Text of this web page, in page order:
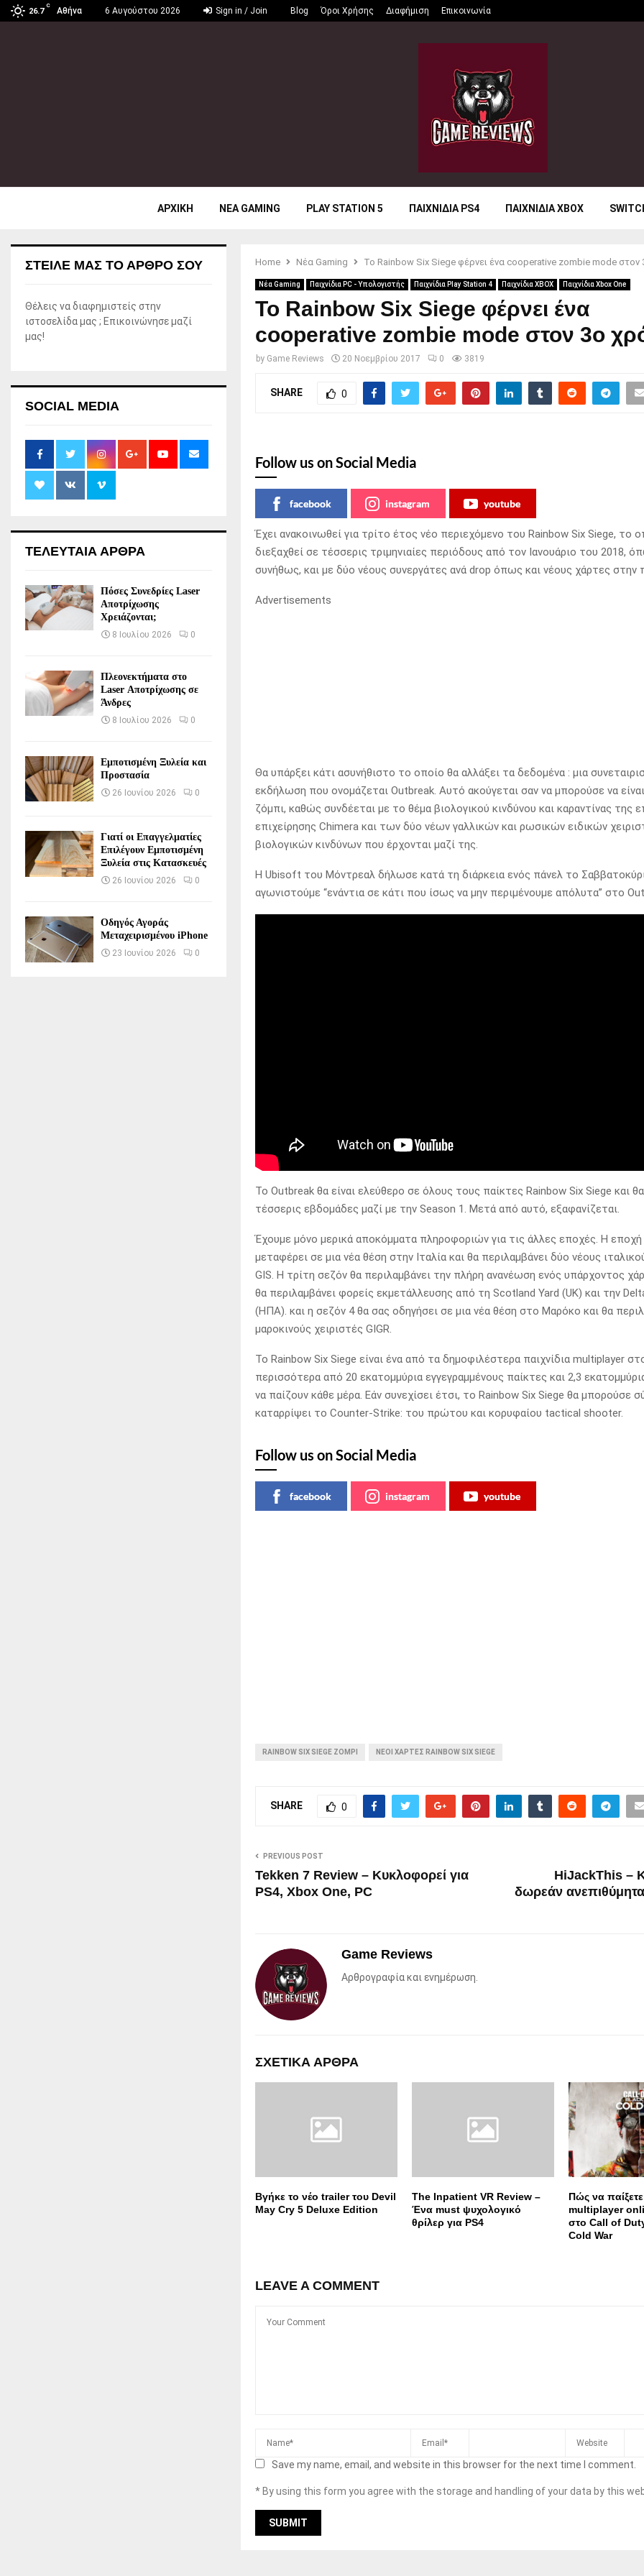
26.7
C
Αθήνα 6 Αυγούστου 2026 Sign in / Join Blog Όροι Χρήσης Διαφήμιση Επικοινωνία
ΑΡΧΙΚΗ ΝΕΑ GAMING PLAY STATION 5 ΠΑΙΧΝΙΔΙΑ PS4 ΠΑΙΧΝΙΔΙΑ XBOX
Home Νέα Gaming Το Rainbow Six Siege φέρνει ένα cooperative zombie mode στον
Νέα Gaming Παιχνίδια PC - Υπολογιστής Παιχνίδια Play Station 4 Παιχνίδια XBOX Παιχνίδια Xbox One
Το Rainbow Six Siege φέρνει ένα
cooperative zombie mode στον 3ο
by Game Reviews 20 Νοεμβρίου 2017 0 3819
SHARE 0
Follow us on Social Media
facebook instagram youtube
Έχει ανακοινωθεί για τρίτο έτος νέο περιεχόμενο του Rainbow Six Siege, το
διεξαχθεί σε τέσσερις τριμηνιαίες περιόδους από τον Ιανουάριο του 2018,
συνήθως, και με δύο νέους συνεργάτες ανά drop όπως και νέους χάρτες στην
Advertisements
Θα υπάρξει κάτι ασυνήθιστο το οποίο θα αλλάξει τα δεδομένα : μια
εκδήλωση που ονομάζεται Outbreak. Αυτό ακούγεται σαν να μπορούσε να
ζόμπι, καθώς συνδέεται με το θέμα βιολογικού κινδύνου και καραντίνας της
επιχείρησης Chimera και των δύο νέων γαλλικών και ρωσικών ειδικών
βιολογικών κινδύνων που έρχονται μαζί της.
Η Ubisoft του Μόντρεαλ δήλωσε κατά τη διάρκεια ενός πάνελ το
αγωνιστούμε “ενάντια σε κάτι που ίσως να μην περιμένουμε απόλυτα” στο
Το Outbreak θα είναι ελεύθερο σε όλους τους παίκτες Rainbow Six Siege και θα
τέσσερις εβδομάδες μαζί με την Season 1. Μετά από αυτό, εξαφανίζεται.
Έχουμε μόνο μερικά αποκόμματα πληροφοριών για τις άλλες εποχές. Η εποχή
μεταφέρει σε μια νέα θέση στην Ιταλία και θα περιλαμβάνει δύο νέους
GIS. Η τρίτη σεζόν θα περιλαμβάνει την πλήρη ανανέωση ενός υπάρχοντος
θα περιλαμβάνει φορείς εκμετάλλευσης από τη Scotland Yard (UK) και την
(ΗΠΑ). και η σεζόν 4 θα σας οδηγήσει σε μια νέα θέση στο Μαρόκο και θα
μαροκινούς χειριστές GIGR.
Το Rainbow Six Siege είναι ένα από τα δημοφιλέστερα παιχνίδια multiplayer
περισσότερα από 20 εκατομμύρια εγγεγραμμένους παίκτες και 2,3
να παίζουν κάθε μέρα. Εάν συνεχίσει έτσι, το Rainbow Six Siege θα μπορούσε
καταρρίψει το Counter-Strike: του πρώτου και κορυφαίου tactical shooter.
Follow us on Social Media
facebook instagram youtube
RAINBOW SIX SIEGE ZOMPI ΝΕΟΙ ΧΑΡΤΕΣ RAINBOW SIX SIEGE
SHARE 0
PREVIOUS POST
Tekken 7 Review – Κυκλοφορεί για
PS4, Xbox One, PC
HiJackThis –
δωρεάν ανεπιθύμητα
Game Reviews
Αρθρογραφία και ενημέρωση.
ΣΧΕΤΙΚΑ ΑΡΘΡΑ
Βγήκε το νέο trailer του Devil
May Cry 5 Deluxe Edition
The Inpatient VR Review –
Ένα must ψυχολογικό
θρίλερ για PS4
Πώς να
multiplayer
στο Call of
Cold War
LEAVE A COMMENT
Save my name, email, and website in this browser for the next time I comment.
* By using this form you agree with the storage and handling of your data by this
ΣΤΕΊΛΕ ΜΑΣ ΤΟ ΆΡΘΡΟ ΣΟΥ
Θέλεις να διαφημιστείς στην
ιστοσελίδα μας ; Επικοινώνησε μαζί
μας!
SOCIAL MEDIA
ΤΕΛΕΥΤΑΙΑ ΑΡΘΡΑ
Πόσες Συνεδρίες Laser
Αποτρίχωσης
Χρειάζονται;
8 Ιουλίου 2026 0
Πλεονεκτήματα στο
Laser Αποτρίχωσης σε
Άνδρες
8 Ιουλίου 2026 0
Εμποτισμένη Ξυλεία και
Προστασία
26 Ιουνίου 2026 0
Γιατί οι Επαγγελματίες
Επιλέγουν Εμποτισμένη
Ξυλεία στις Κατασκευές
26 Ιουνίου 2026 0
Οδηγός Αγοράς
Μεταχειρισμένου iPhone
23 Ιουνίου 2026 0